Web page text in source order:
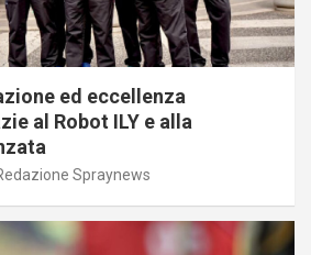
ed eccellenza
al Robot ILY e alla
Spraynews